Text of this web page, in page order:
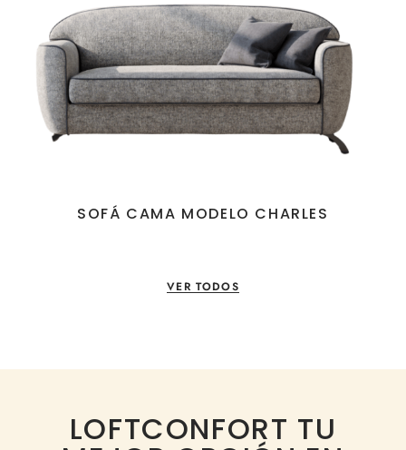
SOFÁ CAMA MODELO CHARLES
VER TODOS
LOFTCONFORT TU